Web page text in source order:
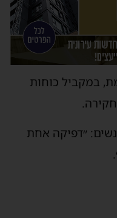
במקביל כוחות
״דפיקה אחת